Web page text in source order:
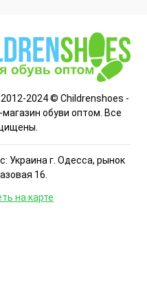
2024 © Childrenshoes -
обуви оптом. Все
Украина г. Одесса, рынок
16.
на карте